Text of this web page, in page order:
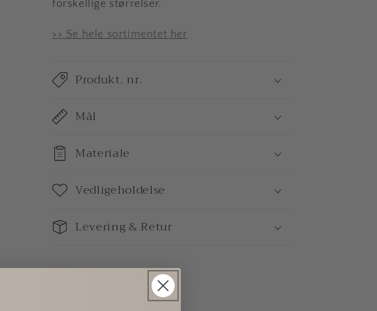
forskellige størrelser.
>> Se hele sortimentet her
Produkt. nr.
Mål
Materiale
Vedligeholdelse
Levering & Retur